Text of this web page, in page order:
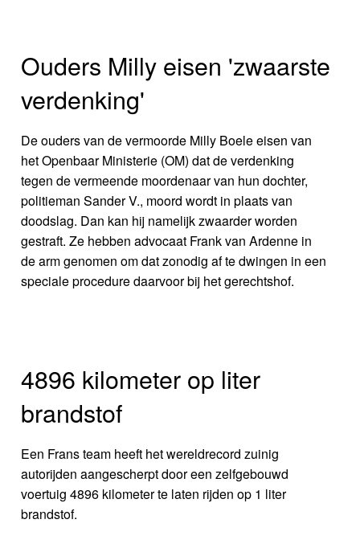
Ouders Milly eisen 'zwaarste
verdenking'
De ouders van de vermoorde Milly Boele eisen van
het Openbaar Ministerie (OM) dat de verdenking
tegen de vermeende moordenaar van hun dochter,
politieman Sander V., moord wordt in plaats van
doodslag. Dan kan hij namelijk zwaarder worden
gestraft. Ze hebben advocaat Frank van Ardenne in
de arm genomen om dat zonodig af te dwingen in een
speciale procedure daarvoor bij het gerechtshof.
4896 kilometer op liter
brandstof
Een Frans team heeft het wereldrecord zuinig
autorijden aangescherpt door een zelfgebouwd
voertuig 4896 kilometer te laten rijden op 1 liter
brandstof.